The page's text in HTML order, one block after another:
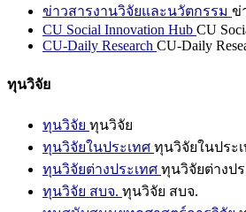
ข่าวสารงานวิจัยและนวัตกรรม ข่
CU Social Innovation Hub CU
CU-Daily Research CU-Daily
ทุนวิจัย
ทุนวิจัย ทุนวิจัย
ทุนวิจัยในประเทศ ทุนวิจัยในประ
ทุนวิจัยต่างประเทศ ทุนวิจัยต่างป
ทุนวิจัย สบจ. ทุนวิจัย สบจ.